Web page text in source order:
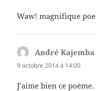
Waw! magnifique
André Kajemba
9 octobre 2014 à 14:00
J’aime bien ce poème.